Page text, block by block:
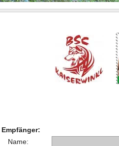
Empfänger:
Name: